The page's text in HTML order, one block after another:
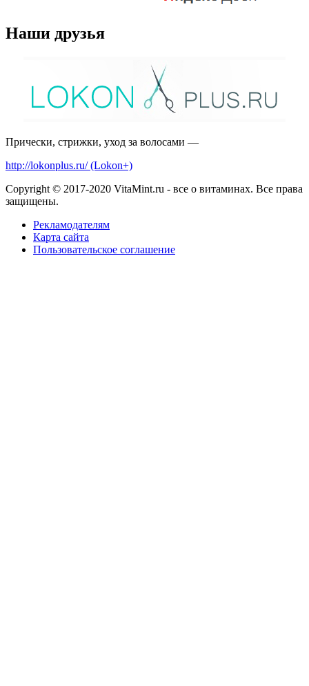
Наши друзья
Прически, стрижки, уход за волосами —
http://lokonplus.ru/ (Lokon+)
Copyright © 2017-2020 VitaMint.ru - все о витаминах. Все права
защищены.
Рекламодателям
Карта сайта
Пользовательское соглашение